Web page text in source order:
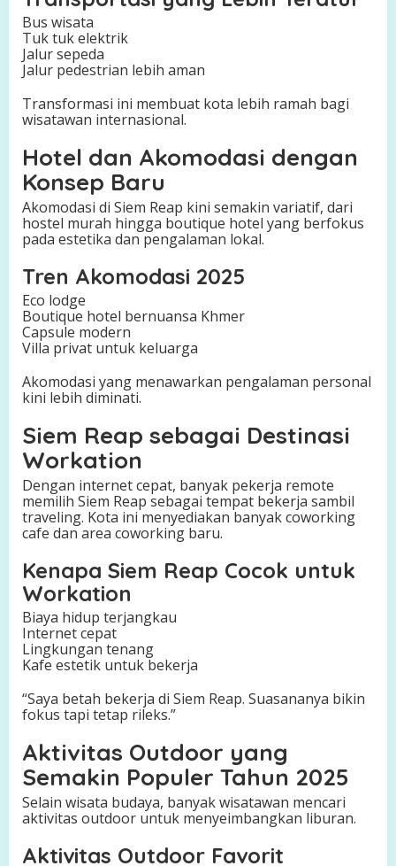
Bus wisata
Tuk tuk elektrik
Jalur sepeda
Jalur pedestrian lebih aman
Transformasi ini membuat kota lebih ramah bagi
wisatawan internasional.
Hotel dan Akomodasi dengan
Konsep Baru
Akomodasi di Siem Reap kini semakin variatif, dari
hostel murah hingga boutique hotel yang berfokus
pada estetika dan pengalaman lokal.
Tren Akomodasi 2025
Eco lodge
Boutique hotel bernuansa Khmer
Capsule modern
Villa privat untuk keluarga
Akomodasi yang menawarkan pengalaman personal
kini lebih diminati.
Siem Reap sebagai Destinasi
Workation
Dengan internet cepat, banyak pekerja remote
memilih Siem Reap sebagai tempat bekerja sambil
traveling. Kota ini menyediakan banyak coworking
cafe dan area coworking baru.
Kenapa Siem Reap Cocok untuk
Workation
Biaya hidup terjangkau
Internet cepat
Lingkungan tenang
Kafe estetik untuk bekerja
“Saya betah bekerja di Siem Reap. Suasananya bikin
fokus tapi tetap rileks.”
Aktivitas Outdoor yang
Semakin Populer Tahun 2025
Selain wisata budaya, banyak wisatawan mencari
aktivitas outdoor untuk menyeimbangkan liburan.
Aktivitas Outdoor Favorit